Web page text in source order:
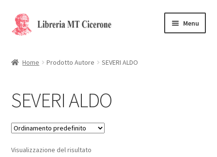
Vai
alla
Vai
al
Menu
La Storia
Contattaci
Cassa
Home Prodotto Autore SEVERI ALDO
SEVERI ALDO
Visualizzazione del risultato